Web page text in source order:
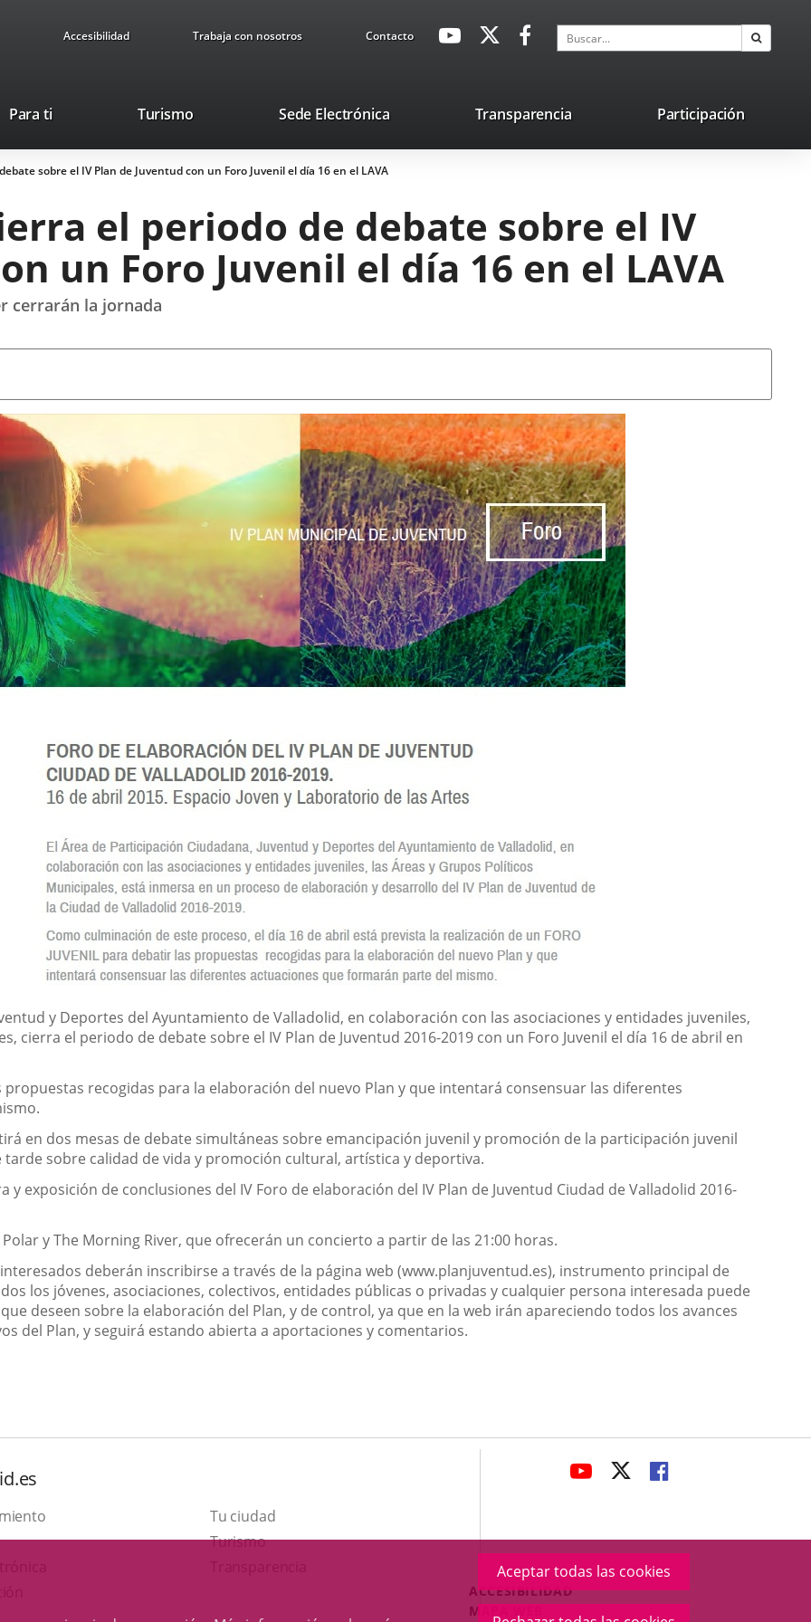
Aceptar todas las cookies
Accesibilidad Trabaja con nosotros ContactoavaHeaderSocial
Enlace
externa.
Enlace
aplicación
externa.
Enlace
aplicación
externa.
Buscar
Para ti TurismoEste
se
abrirá
una
ventana
nueva.
Sede ElectrónicaEnlace
una
Transparencia Participación
sobre el IV Plan de Juventud con un Foro Juvenil el día 16 en el LAVA
el periodo de debate sobre el IV
un Foro Juvenil el día 16 en el LAVA
cerrarán la jornada
y Deportes del Ayuntamiento de Valladolid, en colaboración con las asociaciones y entidades juveniles,
cierra el periodo de debate sobre el IV Plan de Juventud 2016-2019 con un Foro Juvenil el día 16 de abril en
recogidas para la elaboración del nuevo Plan y que intentará consensuar las diferentes
en dos mesas de debate simultáneas sobre emancipación juvenil y promoción de la participación juvenil
sobre calidad de vida y promoción cultural, artística y deportiva.
y exposición de conclusiones del IV Foro de elaboración del IV Plan de Juventud Ciudad de Valladolid 2016-
y The Morning River, que ofrecerán un concierto a partir de las 21:00 horas.
deberán inscribirse a través de la página web (www.planjuventud.es), instrumento principal de
los jóvenes, asociaciones, colectivos, entidades públicas o privadas y cualquier persona interesada puede
deseen sobre la elaboración del Plan, y de control, ya que en la web irán apareciendo todos los avances
del Plan, y seguirá estando abierta a aportaciones y comentarios.
Tu ciudad
TurismoEste
una
ENLACE
APLICACIÓN
EXTERNA.
ENLACE
APLICACIÓN
EXTERNA.
ENLACE
APLICACIÓN
EXTERNA.
Menú
Legal
ACCESIBILIDAD
MAPA WEB